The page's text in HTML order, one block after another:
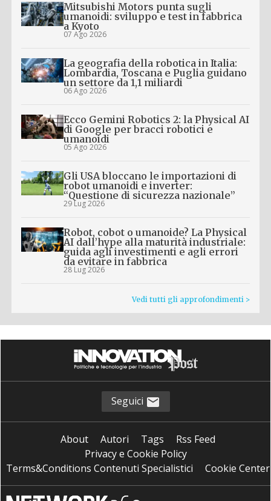
Mitsubishi Motors punta sugli
umanoidi: sviluppo e test in fabbrica
a Kyoto
07 Ago 2026
La geografia della robotica in Italia:
Lombardia, Toscana e Puglia guidano
un settore da 1,1 miliardi
06 Ago 2026
Ecco Gemini Robotics 2: la Physical AI
di Google per bracci robotici e
umanoidi
05 Ago 2026
Gli USA bloccano le importazioni di
robot umanoidi e inverter:
“Questione di sicurezza nazionale”
29 Lug 2026
Robot, cobot o umanoide? La Physical
AI dall’hype alla maturità industriale:
guida agli investimenti e agli errori
da evitare in fabbrica
28 Lug 2026
Vedi tutti gli approfondimenti >
Seguici
About Autori Tags
Rss Feed
Privacy e Cookie Policy
Terms&Conditions Contenuti Specialistici
Cookie Center